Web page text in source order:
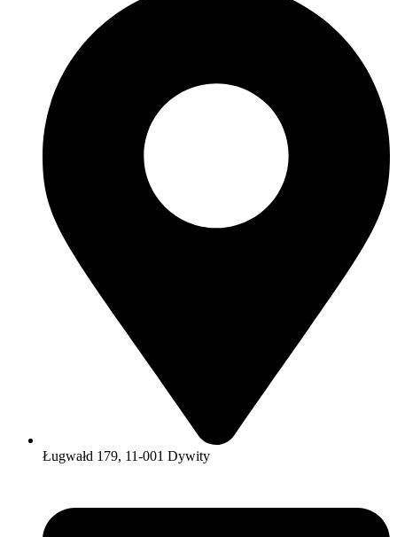
Ługwałd 179, 11-001 Dywity